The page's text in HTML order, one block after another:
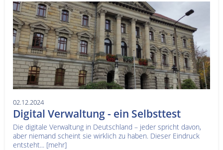
02.12.2024
Digital Verwaltung - ein Selbsttest
Die digitale Verwaltung in Deutschland – jeder spricht davon,
aber niemand scheint sie wirklich zu haben. Dieser Eindruck
entsteht... [mehr]